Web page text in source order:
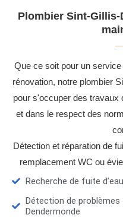
Plombier Sint-
Que ce soit pour un
rénovation, notre plombier
pour s'occuper des travaux
et dans le respect des
Détection et réparation de
remplacement WC ou
Recherche de fuite
Détection de
Dendermonde